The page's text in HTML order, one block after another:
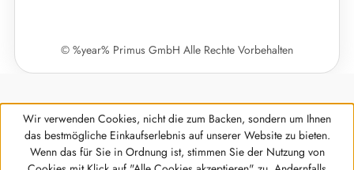
© %year% Primus GmbH Alle Rechte Vorbehalten
Wir verwenden Cookies, nicht die zum Backen, sondern um Ihnen
das bestmögliche Einkaufserlebnis auf unserer Website zu bieten.
Wenn das für Sie in Ordnung ist, stimmen Sie der Nutzung von